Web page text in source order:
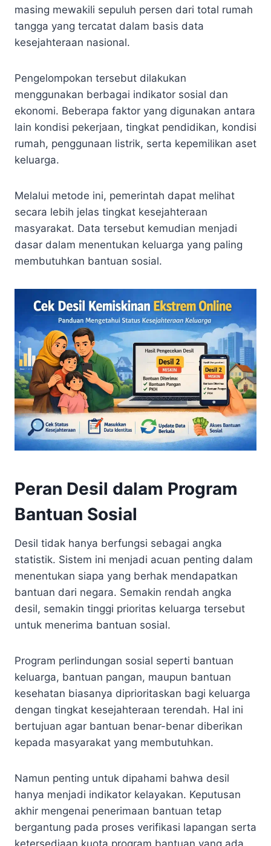
masing mewakili sepuluh persen dari total rumah
tangga yang tercatat dalam basis data
kesejahteraan nasional.
Pengelompokan tersebut dilakukan
menggunakan berbagai indikator sosial dan
ekonomi. Beberapa faktor yang digunakan antara
lain kondisi pekerjaan, tingkat pendidikan, kondisi
rumah, penggunaan listrik, serta kepemilikan aset
keluarga.
Melalui metode ini, pemerintah dapat melihat
secara lebih jelas tingkat kesejahteraan
masyarakat. Data tersebut kemudian menjadi
dasar dalam menentukan keluarga yang paling
membutuhkan bantuan sosial.
Peran Desil dalam Program
Bantuan Sosial
Desil tidak hanya berfungsi sebagai angka
statistik. Sistem ini menjadi acuan penting dalam
menentukan siapa yang berhak mendapatkan
bantuan dari negara. Semakin rendah angka
desil, semakin tinggi prioritas keluarga tersebut
untuk menerima bantuan sosial.
Program perlindungan sosial seperti bantuan
keluarga, bantuan pangan, maupun bantuan
kesehatan biasanya diprioritaskan bagi keluarga
dengan tingkat kesejahteraan terendah. Hal ini
bertujuan agar bantuan benar-benar diberikan
kepada masyarakat yang membutuhkan.
Namun penting untuk dipahami bahwa desil
hanya menjadi indikator kelayakan. Keputusan
akhir mengenai penerimaan bantuan tetap
bergantung pada proses verifikasi lapangan serta
ketersediaan kuota program bantuan yang ada.